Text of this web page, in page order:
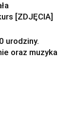
[ZDJĘCIA]
urodziny.
oraz muzyka